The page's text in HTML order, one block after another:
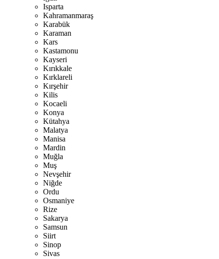
Isparta
Kahramanmaraş
Karabük
Karaman
Kars
Kastamonu
Kayseri
Kırıkkale
Kırklareli
Kırşehir
Kilis
Kocaeli
Konya
Kütahya
Malatya
Manisa
Mardin
Muğla
Muş
Nevşehir
Niğde
Ordu
Osmaniye
Rize
Sakarya
Samsun
Siirt
Sinop
Sivas